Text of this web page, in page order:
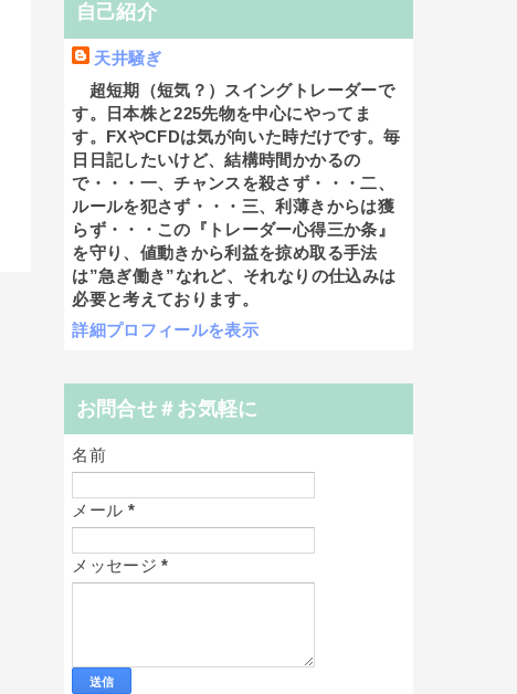
自己紹介
天井騒ぎ
超短期（短気？）スイングトレーダーで
す。日本株と225先物を中心にやってま
す。FXやCFDは気が向いた時だけです。毎
日日記したいけど、結構時間かかるの
で・・・一、チャンスを殺さず・・・二、
ルールを犯さず・・・三、利薄きからは獲
らず・・・この『トレーダー心得三か条』
を守り、値動きから利益を掠め取る手法
は”急ぎ働き”なれど、それなりの仕込みは
必要と考えております。
詳細プロフィールを表示
お問合せ＃お気軽に
名前
メール *
メッセージ*